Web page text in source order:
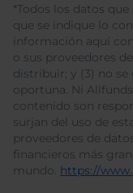
*Todos los datos
que se indique lo
información aquí
o sus proveedores
distribuir; y (3) no se
oportuna. Ni
contenido son
surjan del uso de
proveedores de
financieros más
mundo. https://